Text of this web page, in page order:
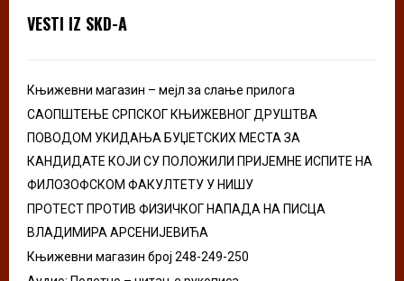
r
VESTI IZ SKD-A
Књижевни магазин – мејл за слање прилога
САОПШТЕЊЕ СРПСКОГ КЊИЖЕВНОГ ДРУШТВА
ПОВОДОМ УКИДАЊА БУЏЕТСКИХ МЕСТА ЗА
КАНДИДАТЕ КОЈИ СУ ПОЛОЖИЛИ ПРИЈЕМНЕ ИСПИТЕ НА
ФИЛОЗОФСКОМ ФАКУЛТЕТУ У НИШУ
ПРОТЕСТ ПРОТИВ ФИЗИЧКОГ НАПАДА НА ПИСЦА
ВЛАДИМИРА АРСЕНИЈЕВИЋА
Књижевни магазин број 248-249-250